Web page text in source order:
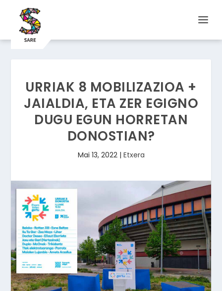
URRIAK 8 MOBILIZAZIOA +
JAIALDIA, ETA ZER EGIGNO
DUGU EGUN HORRETAN
DONOSTIAN?
Mai 13, 2022| Etxera